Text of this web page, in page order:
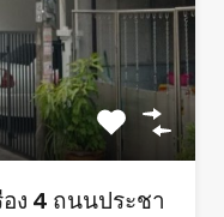
ง 4 ถนนประชา